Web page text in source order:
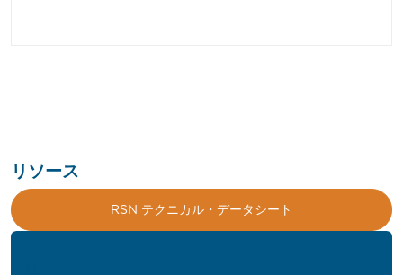
リソース
RSN テクニカル・データシート